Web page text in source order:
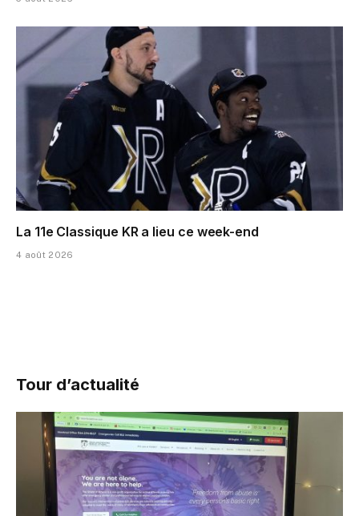
La 11e Classique KR a lieu ce week-end
4 août 2026
Tour d’actualité